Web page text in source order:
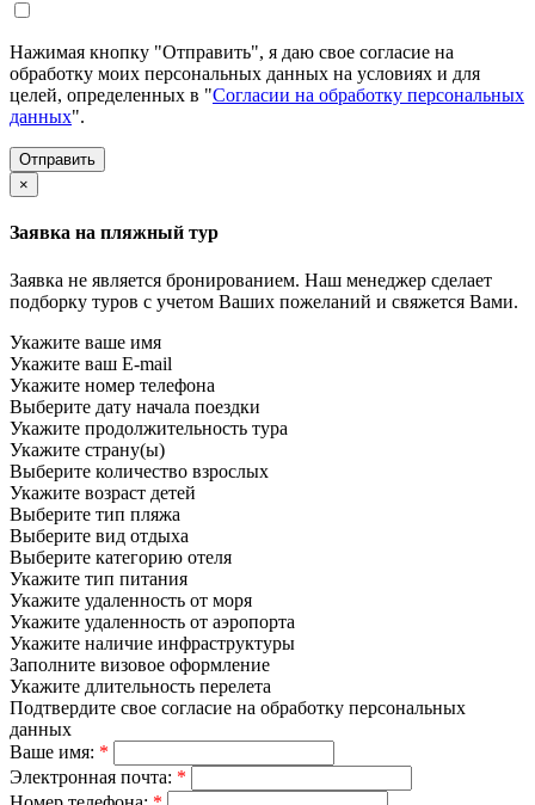
Нажимая кнопку "Отправить", я даю свое согласие на
обработку моих персональных данных на условиях и для
целей, определенных в "Согласии на обработку персональных
данных".
×
Заявка на пляжный тур
Заявка не является бронированием. Наш менеджер сделает
подборку туров с учетом Ваших пожеланий и свяжется Вами.
Укажите ваше имя
Укажите ваш E-mail
Укажите номер телефона
Выберите дату начала поездки
Укажите продолжительность тура
Укажите страну(ы)
Выберите количество взрослых
Укажите возраст детей
Выберите тип пляжа
Выберите вид отдыха
Выберите категорию отеля
Укажите тип питания
Укажите удаленность от моря
Укажите удаленность от аэропорта
Укажите наличие инфраструктуры
Заполните визовое оформление
Укажите длительность перелета
Подтвердите свое согласие на обработку персональных
данных
Ваше имя: *
Электронная почта: *